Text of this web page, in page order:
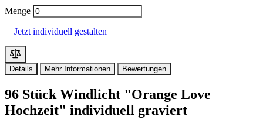
Menge
Jetzt individuell gestalten
Details Mehr Informationen Bewertungen
96 Stück Windlicht "Orange Love
Hochzeit" individuell graviert